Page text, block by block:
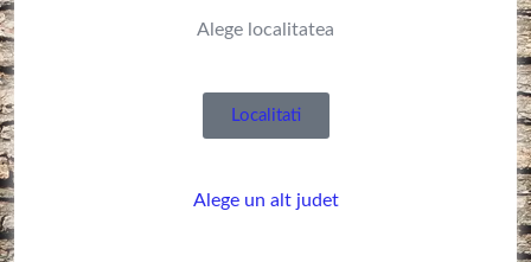
Alege localitatea
Localitati
Alege un alt judet